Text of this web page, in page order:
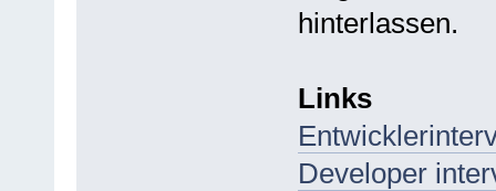
hinterlassen.
Links
Developer